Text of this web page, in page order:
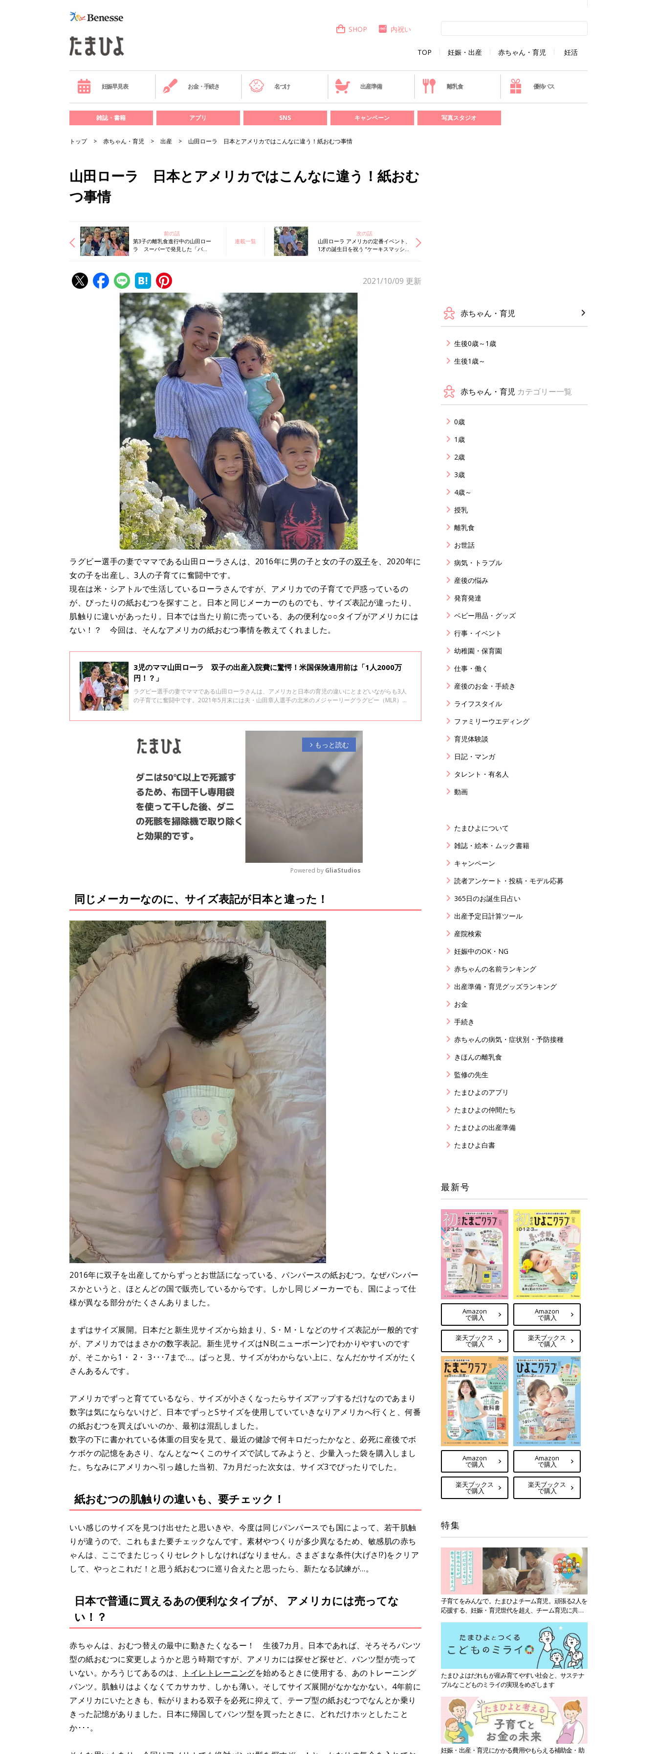
TOP 妊娠・出産 赤ちゃん・育児 妊活
SHOP 内祝い
妊娠早見表 お金・手続き 名づけ 出産準備 離乳食 優待パス
雑誌・書籍 アプリ SNS キャンペーン 写真スタジオ
トップ 赤ちゃん・育児 出産 山田ローラ 日本とアメリカではこんなに違う！紙おむつ事情
山田ローラ 日本とアメリカではこんなに違う！紙おむ
つ事情
前の話
第3子の離乳食進行中の山田ロー
ラ スーパーで発見した「バイ
連載一覧
次の話
山田ローラ アメリカの定番イベント、
1才の誕生日を祝う “ケーキスマッシ
2021/10/09 更新
ラグビー選手の妻でママである山田ローラさんは、2016年に男の子と女の子の双子を、2020年に
女の子を出産し、3人の子育てに奮闘中です。
現在は米・シアトルで生活しているローラさんですが、アメリカでの子育てで戸惑っているの
が、ぴったりの紙おむつを探すこと。日本と同じメーカーのものでも、サイズ表記が違ったり、
肌触りに違いがあったり。日本では当たり前に売っている、あの便利な○○タイプがアメリカには
ない！？ 今回は、そんなアメリカの紙おむつ事情を教えてくれました。
3児のママ山田ローラ 双子の出産入院費に驚愕！米国保険適用前は「1人2000万
円！？」
ラグビー選手の妻でママである山田ローラさんは、アメリカと日本の育児の違いにとまどいながらも3人
の子育てに奮闘中です。2021年5月末には夫・山田章人選手の北米のメジャーリーグラグビー（MLR）の
arrow_forward_ios もっと読む
M
u
t
e
Powered by GliaStudios
同じメーカーなのに、サイズ表記が日本と違った！
2016年に双子を出産してからずっとお世話になっている、パンパースの紙おむつ。なぜパンパー
スかというと、ほとんどの国で販売しているからです。しかし同じメーカーでも、国によって仕
様が異なる部分がたくさんありました。
まずはサイズ展開。日本だと新生児サイズから始まり、S・M・L などのサイズ表記が一般的です
が、アメリカではまさかの数字表記。新生児サイズはNB(ニューボーン)でわかりやすいのです
が、そこから1・ 2・ 3･･･7まで…。ぱっと見、サイズがわからない上に、なんだかサイズがたく
さんあるんです。
アメリカでずっと育てているなら、サイズが小さくなったらサイズアップするだけなのであまり
数字は気にならないけど、日本でずっとSサイズを使用していていきなりアメリカへ行くと、何番
の紙おむつを買えばいいのか、最初は混乱しました。
数字の下に書かれている体重の目安を見て、最近の健診で何キロだったかなと、必死に産後でボ
ケボケの記憶をあさり、なんとな〜くこのサイズで試してみようと、少量入った袋を購入しまし
た。ちなみにアメリカへ引っ越した当初、7カ月だった次女は、サイズ3でぴったりでした。
紙おむつの肌触りの違いも、要チェック！
いい感じのサイズを見つけ出せたと思いきや、今度は同じパンパースでも国によって、若干肌触
りが違うので、これもまた要チェックなんです。素材やつくりが多少異なるため、敏感肌の赤ち
ゃんは、ここでまたじっくりセレクトしなければなりません。さまざまな条件(大げさ!?)をクリア
して、やっとこれだ！と思う紙おむつに巡り合えたと思ったら、新たなる試練が…。
日本で普通に買えるあの便利なタイプが、 アメリカには売ってな
い！？
赤ちゃんは、おむつ替えの最中に動きたくなるー！ 生後7カ月。日本であれば、そろそろパンツ
型の紙おむつに変更しようかと思う時期ですが、アメリカには探せど探せど、パンツ型が売って
いない。かろうじてあるのは、
トイレトレーニングを始めるときに使用する、あのトレーニング
パンツ。肌触りはよくなくてカサカサ、しかも薄い。そしてサイズ展開がなかなかない。4年前に
アメリカにいたときも、転がりまわる双子を必死に抑えて、テープ型の紙おむつでなんとか乗り
きった記憶がありました。日本に帰国してパンツ型を買ったときに、どれだけホッとしたこと
か･･･。
赤ちゃん・育児
生後0歳～1歳
生後1歳～
赤ちゃん・育児 カテゴリー一覧
0歳
1歳
2歳
3歳
4歳～
授乳
離乳食
お世話
病気・トラブル
産後の悩み
発育発達
ベビー用品・グッズ
行事・イベント
幼稚園・保育園
仕事・働く
産後のお金・手続き
ライフスタイル
ファミリーウエディング
育児体験談
日記・マンガ
タレント・有名人
動画
たまひよについて
雑誌・絵本・ムック書籍
キャンペーン
読者アンケート・投稿・モデル応募
365日のお誕生日占い
出産予定日計算ツール
産院検索
妊娠中のOK・NG
赤ちゃんの名前ランキング
出産準備・育児グッズランキング
お金
手続き
赤ちゃんの病気・症状別・予防接種
きほんの離乳食
監修の先生
たまひよのアプリ
たまひよの仲間たち
たまひよの出産準備
たまひよ白書
最新号
Amazon
で購入
楽天ブックス
で購入
Amazon
で購入
楽天ブックス
で購入
Amazon
で購入
楽天ブックス
で購入
Amazon
で購入
楽天ブックス
で購入
特集
子育てをみんなで。たまひよチーム育児。頑張る2人を
応援する、妊娠・育児世代を超え、チーム育児に共感
たまひよはだれもが産み育てやすい社会と、サステナ
ブルなこどものミライの実現をめざします
妊娠・出産・育児にかかる費用やもらえる補助金・助